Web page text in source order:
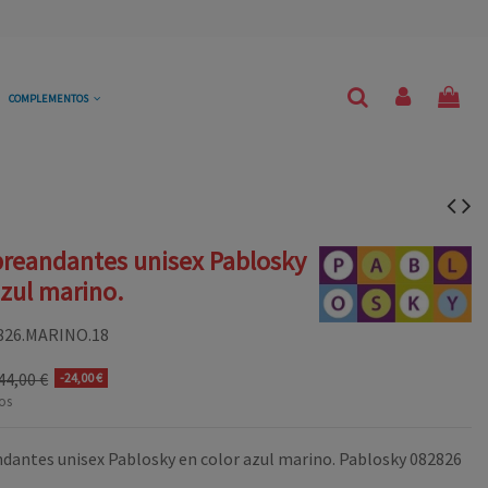
COMPLEMENTOS
unisex Pablosky
marino.
€ -24,00 €
unisex Pablosky en color azul marino. Pablosky 082826